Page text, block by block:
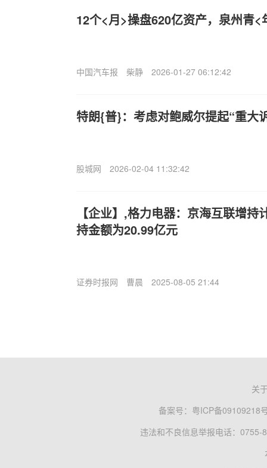
12个<月>操盘620亿资产，泉州青<
中国汽车报 柴静 2026-01-27 06:12:42
特朗{普}：考虑对鲍威尔提起“重大
股城网 2026-02-04 11:32:42
【企业】,格力电器：京海互联增
持金额为20.99亿元
证券时报网 曹晨 2025-08-05 21:44
关
备案号： 粤ICP备09109218
违法和不良信息举报电话：0755-